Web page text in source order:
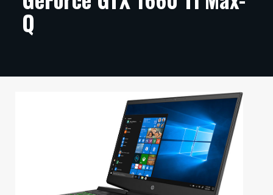
ARTIKKELIT
Q